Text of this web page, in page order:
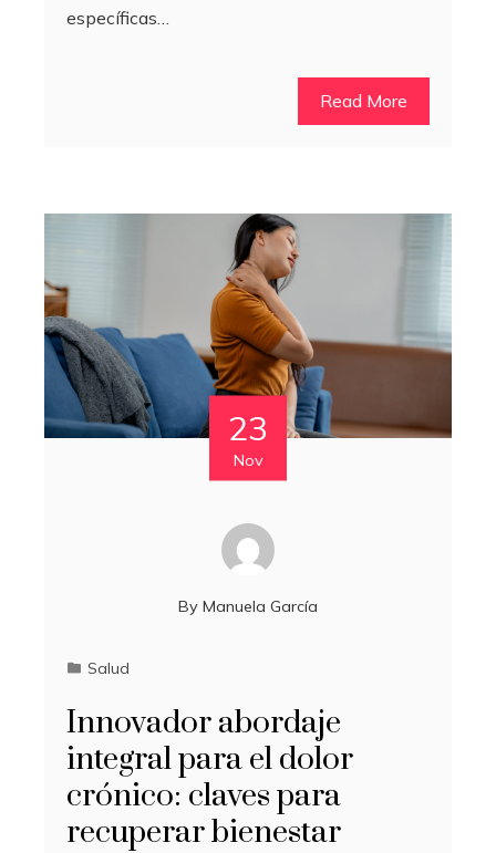
específicas…
Read More
23
Nov
By Manuela García
Salud
Innovador abordaje
integral para el dolor
crónico: claves para
recuperar bienestar